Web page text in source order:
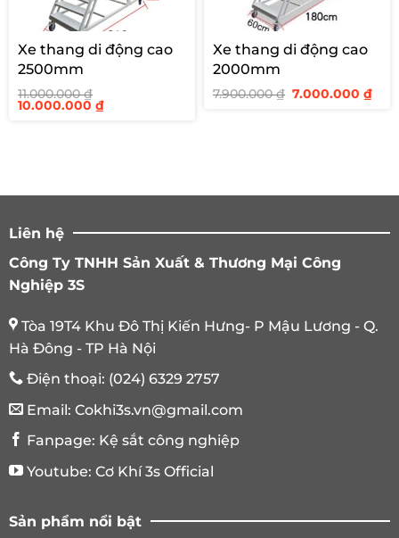
Xe thang di động cao
2500mm
11.000.000₫
Giá
10.000.000 ₫Giá
Xe thang di động cao
2000mm
7.900.000₫ Giá
7.000.000₫Giá
Liên hệ
Công Ty TNHH Sản Xuất & Thương Mại Công
Nghiệp 3S
Tòa 19T4 Khu Đô Thị Kiến Hưng- P Mậu Lương - Q.
Hà Đông - TP Hà Nội
Điện thoại: (024) 6329 2757
Email: Cokhi3s.vn@gmail.com
Fanpage: Kệ sắt công nghiệp
Youtube: Cơ Khí 3s Official
Sản phẩm nổi bật